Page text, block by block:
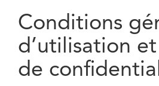
Conditions
d’utilisation
de